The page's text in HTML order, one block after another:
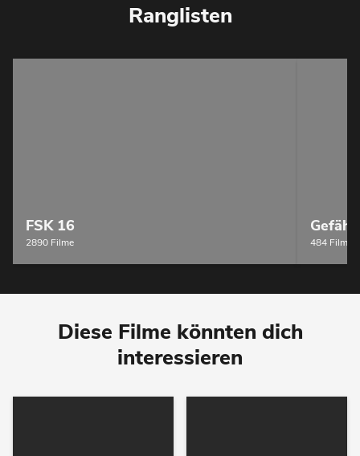
Ranglisten
FSK 16
2890 Filme 484 Filme
Diese Filme könnten dich
interessieren